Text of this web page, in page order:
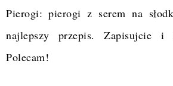
Pierogi: pierogi z serem na
najlepszy przepis. Zapisujcie
Polecam!